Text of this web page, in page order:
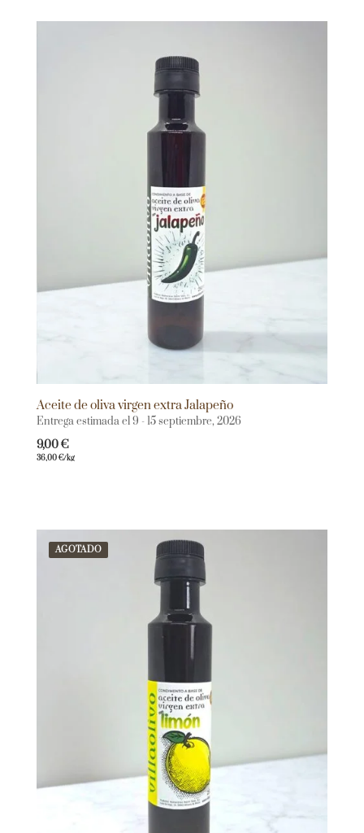
Aceite de oliva virgen extra Jalapeño
Entrega estimada el 9 - 15 septiembre, 2026
9,00€
36,00€/kg
AGOTADO